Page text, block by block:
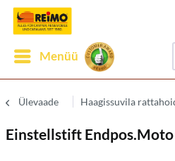
Menüü
Ülevaade Haagissuvila
Einstellstift Endpos.Moto